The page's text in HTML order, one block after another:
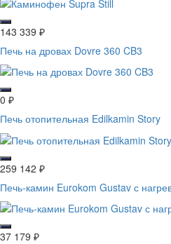
143 339 ₽
Печь на дровах Dovre 360 CB3
0 ₽
Печь отопительная Edilkamin Story
259 142 ₽
Печь-камин Eurokom Gustav с
37 179 ₽